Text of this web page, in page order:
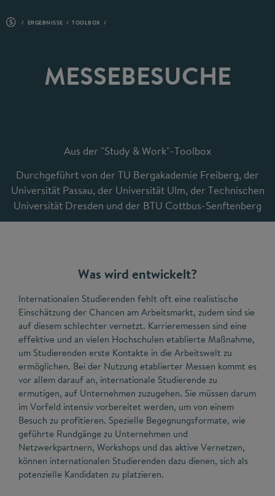
ERGEBNISSE TOOLBOX
MESSEBESUCHE
Aus der "Study & Work"-Toolbox
Durchgeführt von der TU Bergakademie Freiberg, der
Universität Passau, der Universität Ulm, der Technischen
Universität Dresden und der BTU Cottbus-Senftenberg
Was wird entwickelt?
Internationalen Studierenden fehlt oft eine realistische
Einschätzung der Chancen am Arbeitsmarkt, zudem sind sie
auf diesem schlechter vernetzt. Karrieremessen sind eine
effektive und an vielen Hochschulen etablierte Maßnahme,
um Studierenden erste Kontakte in die Arbeitswelt zu
ermöglichen. Bei der Nutzung etablierter Messen kommt es
vor allem darauf an, internationale Studierende zu
ermutigen, auf Unternehmen zuzugehen. Sie müssen darum
im Vorfeld intensiv vorbereitet werden, um von einem
Besuch zu profitieren. Spezielle Begegnungsformate, wie
geführte Rundgänge zu Unternehmen und
Netzwerkpartnern, Workshops und das aktive Vernetzen,
können internationalen Studierenden dazu dienen, sich als
potenzielle Kandidaten zu platzieren.